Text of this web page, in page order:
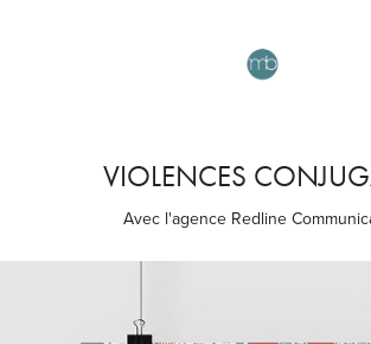
VIOLENCES
Avec l'agence Redline